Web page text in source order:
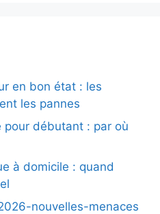
en bon état : les
les pannes
pour débutant : par où
à domicile : quand
nouvelles-menaces